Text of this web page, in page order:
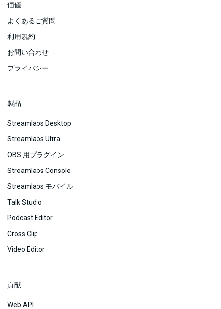
価値
よくあるご質問
利用規約
お問い合わせ
プライバシー
製品
Streamlabs Desktop
Streamlabs Ultra
OBS 用プラグイン
Streamlabs Console
Streamlabs モバイル
Talk Studio
Podcast Editor
Cross Clip
Video Editor
貢献
Web API